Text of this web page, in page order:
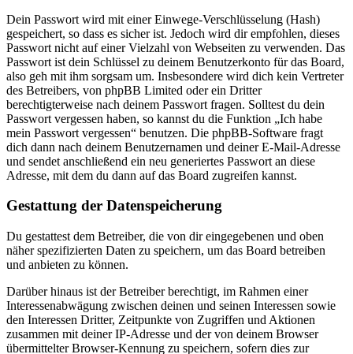
Dein Passwort wird mit einer Einwege-Verschlüsselung (Hash)
gespeichert, so dass es sicher ist. Jedoch wird dir empfohlen, dieses
Passwort nicht auf einer Vielzahl von Webseiten zu verwenden. Das
Passwort ist dein Schlüssel zu deinem Benutzerkonto für das Board,
also geh mit ihm sorgsam um. Insbesondere wird dich kein Vertreter
des Betreibers, von phpBB Limited oder ein Dritter
berechtigterweise nach deinem Passwort fragen. Solltest du dein
Passwort vergessen haben, so kannst du die Funktion „Ich habe
mein Passwort vergessen“ benutzen. Die phpBB-Software fragt
dich dann nach deinem Benutzernamen und deiner E-Mail-Adresse
und sendet anschließend ein neu generiertes Passwort an diese
Adresse, mit dem du dann auf das Board zugreifen kannst.
Gestattung der Datenspeicherung
Du gestattest dem Betreiber, die von dir eingegebenen und oben
näher spezifizierten Daten zu speichern, um das Board betreiben
und anbieten zu können.
Darüber hinaus ist der Betreiber berechtigt, im Rahmen einer
Interessenabwägung zwischen deinen und seinen Interessen sowie
den Interessen Dritter, Zeitpunkte von Zugriffen und Aktionen
zusammen mit deiner IP-Adresse und der von deinem Browser
übermittelter Browser-Kennung zu speichern, sofern dies zur